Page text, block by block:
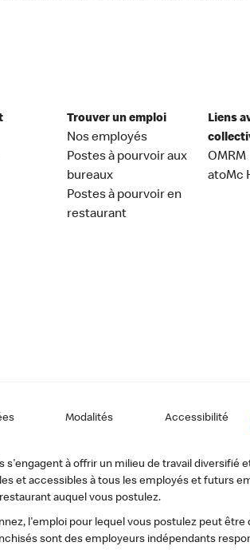
Trouver un emploi
Nos employés
Postes à pourvoir aux
bureaux
Postes à pourvoir en
restaurant
Liens
OMRM
atoMc
Modalités Accessibilité
s'engagent à offrir un milieu de travail diversifié
et accessibles à tous les employés et futurs
auquel vous postulez.
l'emploi pour lequel vous postulez peut
sont des employeurs indépendants